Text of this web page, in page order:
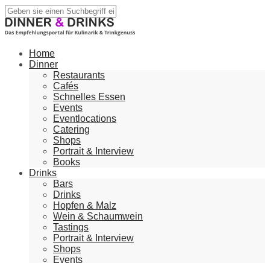
Home
Dinner
Restaurants
Cafés
Schnelles Essen
Events
Eventlocations
Catering
Shops
Portrait & Interview
Books
Drinks
Bars
Drinks
Hopfen & Malz
Wein & Schaumwein
Tastings
Portrait & Interview
Shops
Events